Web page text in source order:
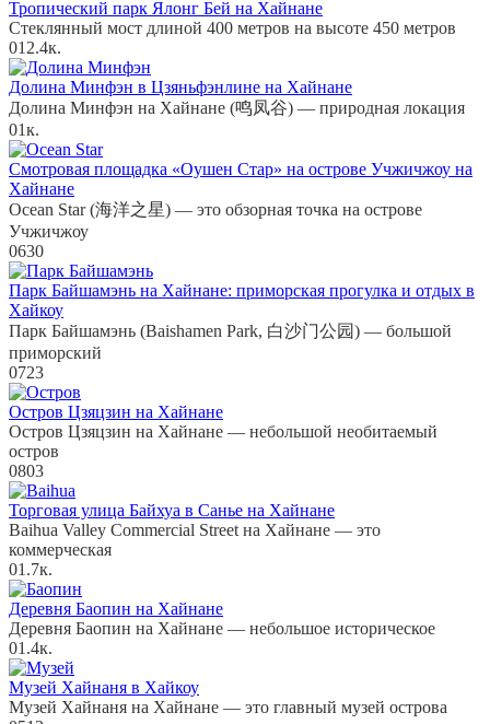
Тропический парк Ялонг Бей на Хайнане
Стеклянный мост длиной 400 метров на высоте 450 метров
012.4к.
Долина Минфэн в Цзяньфэнлине на Хайнане
Долина Минфэн на Хайнане (鸣凤谷) — природная локация
01к.
Смотровая площадка «Оушен Стар» на острове Учжичжоу на
Хайнане
Ocean Star (海洋之星) — это обзорная точка на острове
Учжичжоу
0630
Парк Байшамэнь на Хайнане: приморская прогулка и отдых в
Хайкоу
Парк Байшамэнь (Baishamen Park, 白沙门公园) — большой
приморский
0723
Остров Цзяцзин на Хайнане
Остров Цзяцзин на Хайнане — небольшой необитаемый
остров
0803
Торговая улица Байхуа в Санье на Хайнане
Baihua Valley Commercial Street на Хайнане — это
коммерческая
01.7к.
Деревня Баопин на Хайнане
Деревня Баопин на Хайнане — небольшое историческое
01.4к.
Музей Хайнаня в Хайкоу
Музей Хайнаня на Хайнане — это главный музей острова